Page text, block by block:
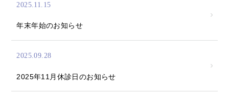
2025.11.15
年末年始のお知らせ
2025.09.28
2025年11月休診日のお知らせ